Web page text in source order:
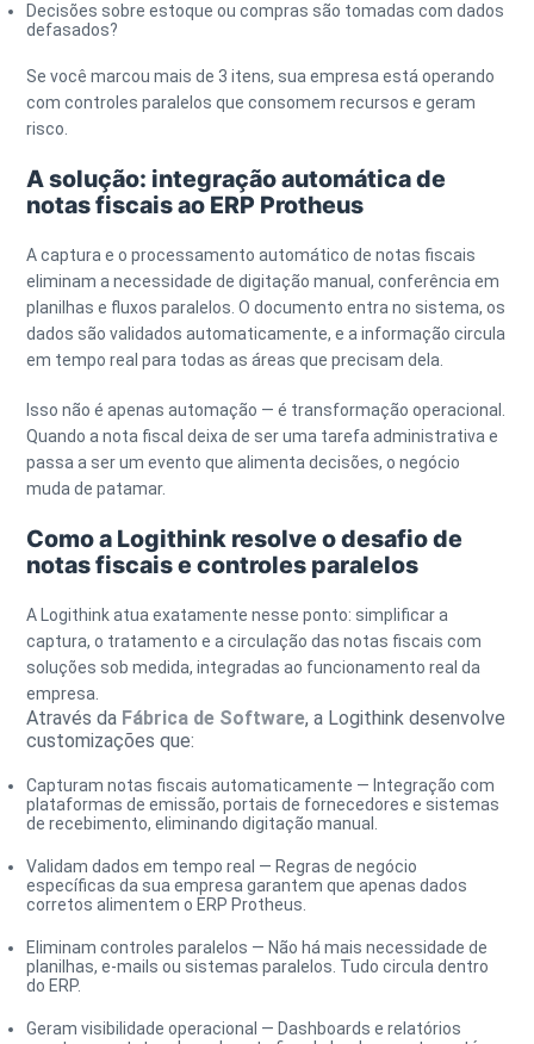
Decisões sobre estoque ou compras são tomadas com dados
defasados?
Se você marcou mais de 3 itens, sua empresa está operando
com controles paralelos que consomem recursos e geram
risco.
A solução: integração automática de
notas fiscais ao ERP Protheus
A captura e o processamento automático de notas fiscais
eliminam a necessidade de digitação manual, conferência em
planilhas e fluxos paralelos. O documento entra no sistema, os
dados são validados automaticamente, e a informação circula
em tempo real para todas as áreas que precisam dela.
Isso não é apenas automação — é transformação operacional.
Quando a nota fiscal deixa de ser uma tarefa administrativa e
passa a ser um evento que alimenta decisões, o negócio
muda de patamar.
Como a Logithink resolve o desafio de
notas fiscais e controles paralelos
A Logithink atua exatamente nesse ponto: simplificar a
captura, o tratamento e a circulação das notas fiscais com
soluções sob medida, integradas ao funcionamento real da
empresa.
Através da Fábrica de Software, a Logithink desenvolve
customizações que:
Capturam notas fiscais automaticamente — Integração com
plataformas de emissão, portais de fornecedores e sistemas
de recebimento, eliminando digitação manual.
Validam dados em tempo real — Regras de negócio
específicas da sua empresa garantem que apenas dados
corretos alimentem o ERP Protheus.
Eliminam controles paralelos — Não há mais necessidade de
planilhas, e-mails ou sistemas paralelos. Tudo circula dentro
do ERP.
Geram visibilidade operacional — Dashboards e relatórios